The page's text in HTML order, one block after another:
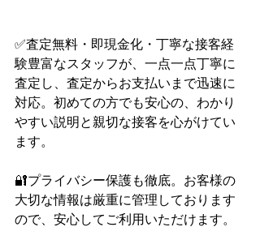
✅査定無料・即現金化・丁寧な接客経
験豊富なスタッフが、一点一点丁寧に
査定し、査定からお支払いまで迅速に
対応。初めての方でも安心の、わかり
やすい説明と親切な接客を心がけてい
ます。
🔐プライバシー保護も徹底。お客様の
大切な情報は厳重に管理しております
ので、安心してご利用いただけます。